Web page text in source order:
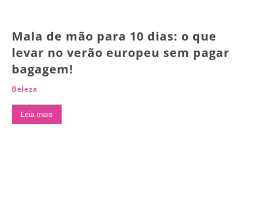
Mala de mão para 10 dias: o que
levar no verão europeu sem pagar
bagagem!
Beleza
Leia mais